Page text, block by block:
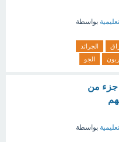
بواسطة
الجرائد
الجو
جزء من
بواسطة